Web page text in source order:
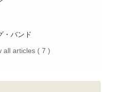
・バンド
all articles ( 7 )